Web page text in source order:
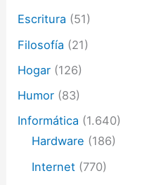
Escritura (51)
Filosofía (21)
Hogar (126)
Humor (83)
Informática (1.640)
Hardware (186)
Internet (770)